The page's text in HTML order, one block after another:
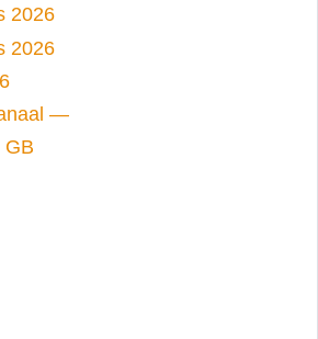
2026
2026
—
GB